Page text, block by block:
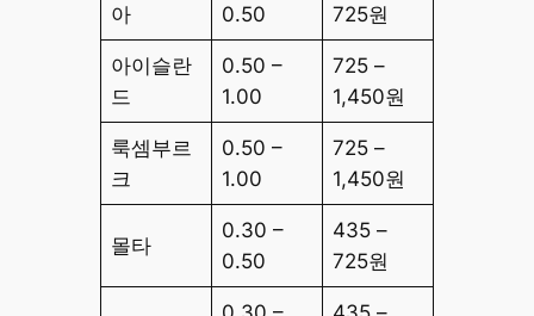
아
0.50
725원
아이슬란
드
0.50 –
1.00
725 –
1,450원
룩셈부르
크
0.50 –
1.00
725 –
1,450원
몰타
0.30 –
0.50
435 –
725원